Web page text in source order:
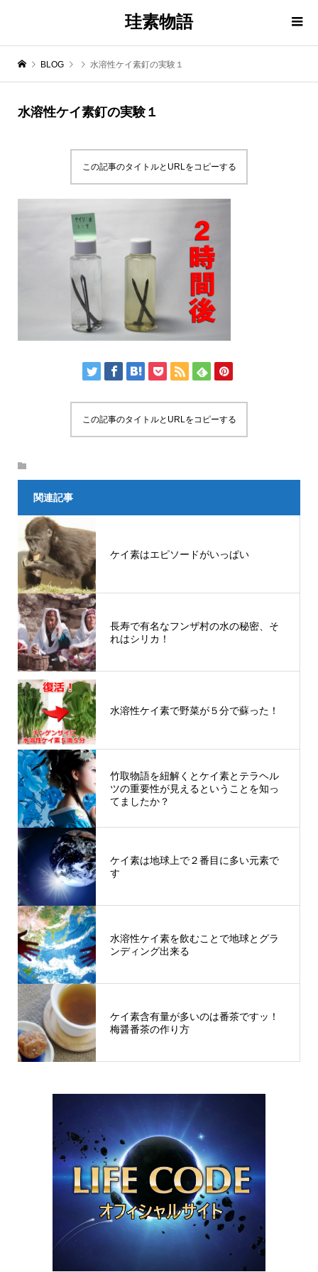
珪素物語
BLOG 水溶性ケイ素釘の実験１
水溶性ケイ素釘の実験１
この記事のタイトルとURLをコピーする
この記事のタイトルとURLをコピーする
関連記事
ケイ素はエピソードがいっぱい
長寿で有名なフンザ村の水の秘密、そ
れはシリカ！
水溶性ケイ素で野菜が５分で蘇った！
竹取物語を紐解くとケイ素とテラヘル
ツの重要性が見えるということを知っ
てましたか？
ケイ素は地球上で２番目に多い元素で
す
水溶性ケイ素を飲むことで地球とグラ
ンディング出来る
ケイ素含有量が多いのは番茶ですッ！
梅醤番茶の作り方